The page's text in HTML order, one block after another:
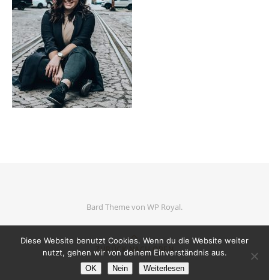
Bard Theme von WP Royal.
ZURÜCK NACH OBEN
Diese Website benutzt Cookies. Wenn du die Website weiter
nutzt, gehen wir von deinem Einverständnis aus.
OK Nein Weiterlesen